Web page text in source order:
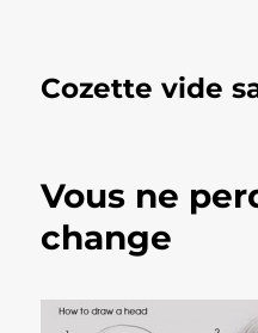
Cozette vide
Vous ne
change